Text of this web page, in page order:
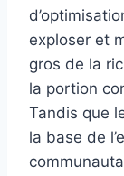
exploser et
gros de la
la portion
Tandis que
la base de